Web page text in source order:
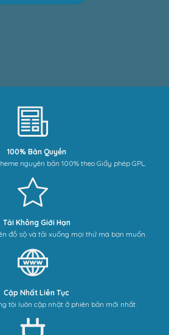
100% Bản Quyền
nguyên bản 100% theo Giấy phép GPL.
Tải Không Giới Hạn
đồ sộ và tải xuống mọi thứ mà bạn muốn.
Cập Nhất Liên Tục
tôi luôn cập nhật ở phiên bản mới nhất.